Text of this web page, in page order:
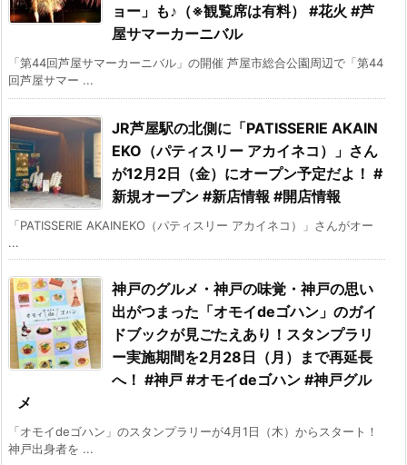
ョー」も♪（※観覧席は有料） #花火 #芦
屋サマーカーニバル
「第44回芦屋サマーカーニバル」の開催 芦屋市総合公園周辺で「第44
回芦屋サマー ...
JR芦屋駅の北側に「PATISSERIE AKAIN
EKO（パティスリー アカイネコ）」さん
が12月2日（金）にオープン予定だよ！ #
新規オープン #新店情報 #開店情報
「PATISSERIE AKAINEKO（パティスリー アカイネコ）」さんがオー
...
神戸のグルメ・神戸の味覚・神戸の思い
出がつまった「オモイdeゴハン」のガイ
ドブックが見ごたえあり！スタンプラリ
ー実施期間を2月28日（月）まで再延長
へ！ #神戸 #オモイdeゴハン #神戸グル
メ
「オモイdeゴハン」のスタンプラリーが4月1日（木）からスタート！
神戸出身者を ...